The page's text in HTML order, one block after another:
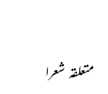
متعلقہ شعرا